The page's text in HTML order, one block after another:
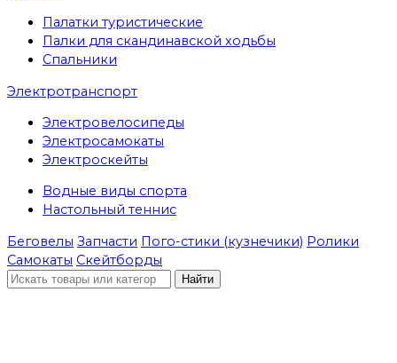
Палатки туристические
Палки для скандинавской ходьбы
Спальники
Электротранспорт
Электровелосипеды
Электросамокаты
Электроскейты
Водные виды спорта
Настольный теннис
Беговелы Запчасти Пого-стики (кузнечики) Ролики
Самокаты Скейтборды
Найти